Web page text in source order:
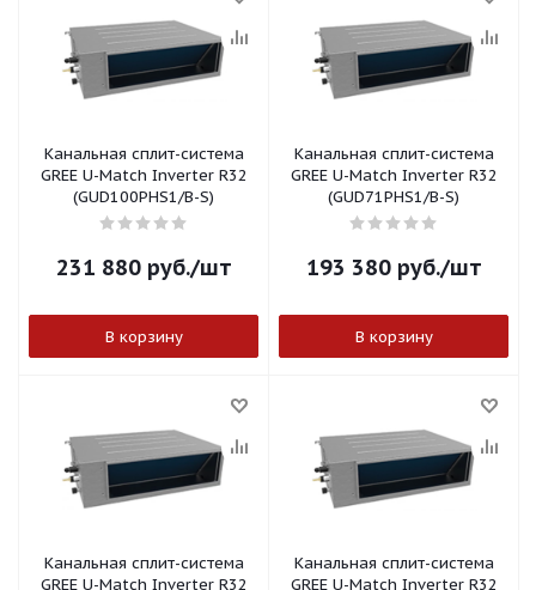
Канальная сплит-система
GREE U-Match Inverter R32
(GUD100PHS1/B-S)
231 880руб./шт
В корзину
Канальная сплит-система
GREE U-Match Inverter R32
(GUD71PHS1/B-S)
193 380руб./шт
В корзину
Канальная сплит-система
GREE U-Match Inverter R32
Канальная сплит-система
GREE U-Match Inverter R32